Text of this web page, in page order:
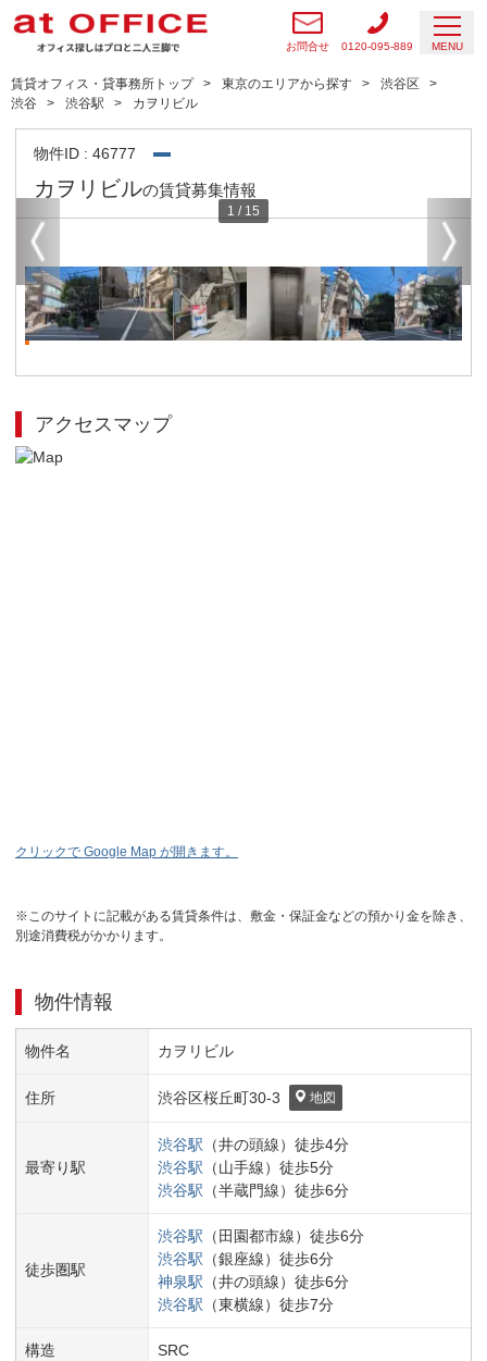
お問合せ 0120-095-889 MENU
賃貸オフィス・貸事務所トップ 東京のエリアから探す
渋谷区
渋谷
渋谷駅 カヲリビル
物件ID : 46777
カヲリビルの賃貸募集情報
1 / 15
アクセスマップ
クリックで Google Map が開きます。
※このサイトに記載がある賃貸条件は、敷金・保証金などの預かり金を除き、
別途消費税がかかります。
物件情報
物件名 カヲリビル
住所 渋谷区桜丘町30-3 地図
最寄り駅
渋谷駅 （井の頭線） 徒歩4分
渋谷駅 （山手線） 徒歩5分
渋谷駅 （半蔵門線） 徒歩6分
徒歩圏駅
渋谷駅 （ 田園都市線） 徒歩6分
渋谷駅 （銀座線） 徒歩6分
神泉駅 （井の頭線） 徒歩6分
渋谷駅 （東横線） 徒歩7分
構造 SRC